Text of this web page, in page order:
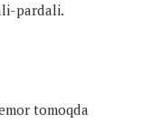
pardali.
tomoqda